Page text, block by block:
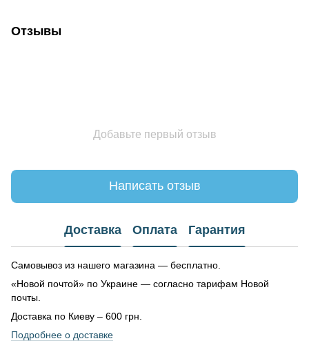
Отзывы
Добавьте первый отзыв
Написать отзыв
Доставка Оплата Гарантия
Самовывоз из нашего магазина — бесплатно.
«Новой почтой» по Украине — согласно тарифам Новой
почты.
Доставка по Киеву – 600 грн.
Подробнее о доставке